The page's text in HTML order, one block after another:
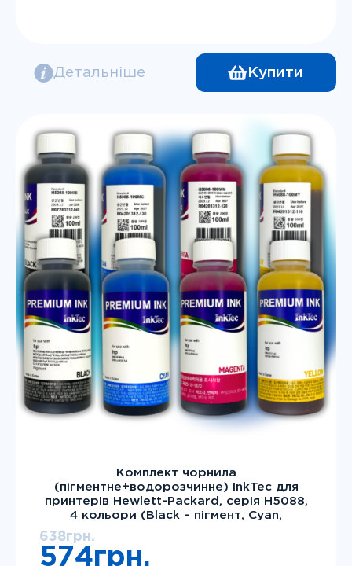
Детальніше Купити
Комплект чорнила
(пігментне+водорозчинне) InkTec для
принтерів Hewlett-Packard, серія H5088,
4 кольори (Black – пігмент, Cyan,
Magenta, Yellow – водорозчинні) – 100мл
638грн.
Оригінальна
ціна:
574грн.